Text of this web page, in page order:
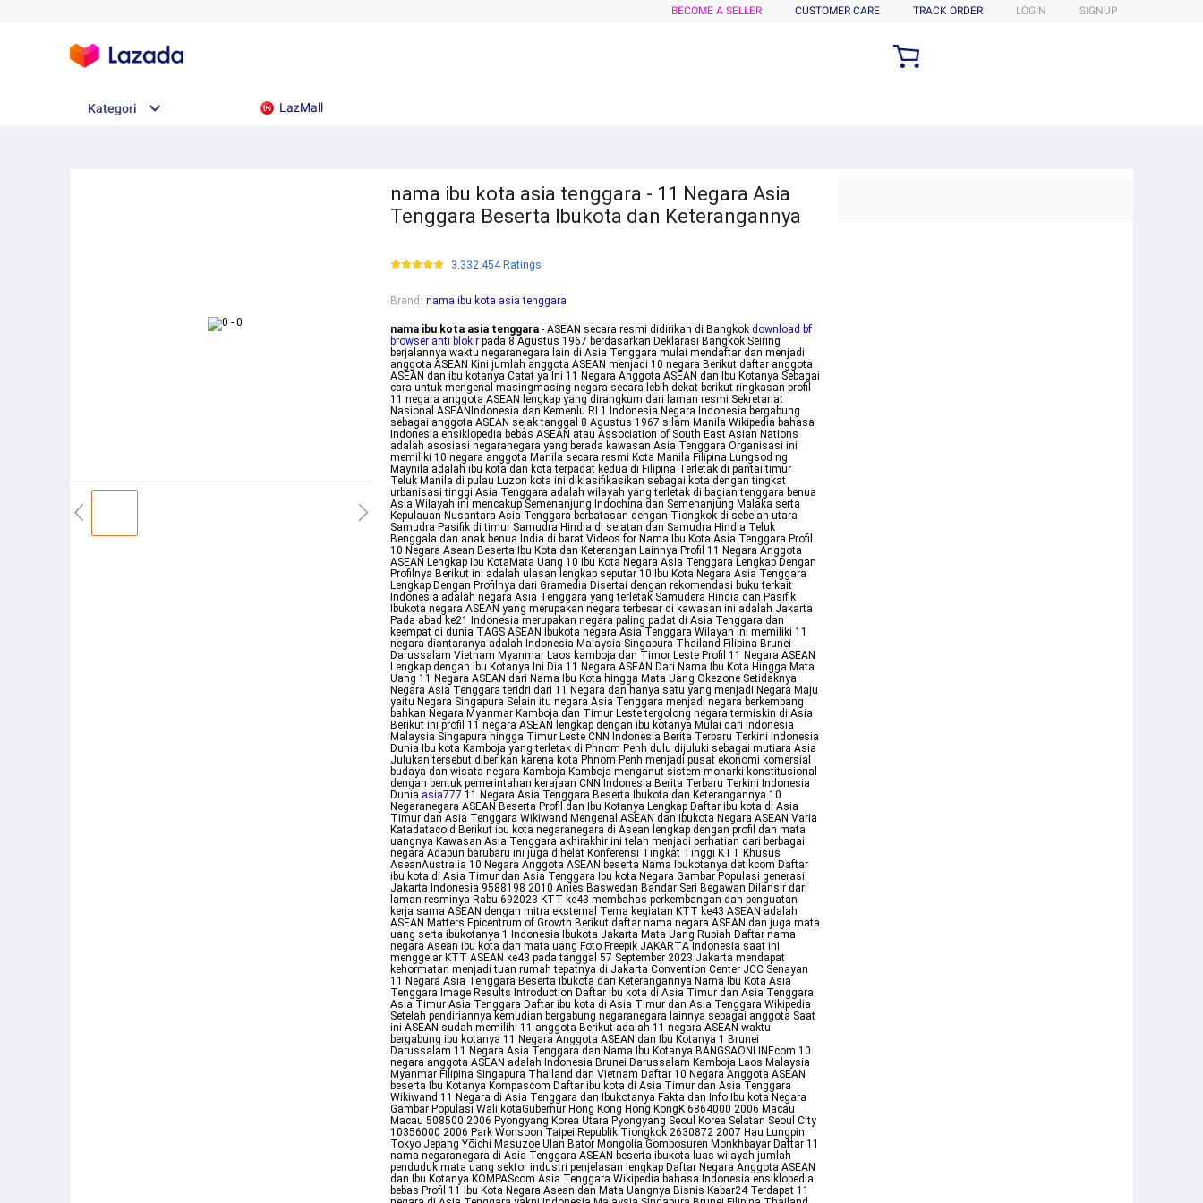
BECOME A SELLER CUSTOMER CARE TRACK ORDER LOGIN SIGNUP
Kategori LazMall
nama ibu kota asia tenggara - 11 Negara Asia
Tenggara Beserta Ibukota dan Keterangannya
3.332.454 Ratings
Brand : nama ibu kota asia tenggara
nama ibu kota asia tenggara - ASEAN secara resmi didirikan di Bangkok download bf
browser anti blokir pada 8 Agustus 1967 berdasarkan Deklarasi Bangkok Seiring
berjalannya waktu negaranegara lain di Asia Tenggara mulai mendaftar dan menjadi
anggota ASEAN Kini jumlah anggota ASEAN menjadi 10 negara Berikut daftar anggota
ASEAN dan ibu kotanya Catat ya Ini 11 Negara Anggota ASEAN dan Ibu Kotanya Sebagai
cara untuk mengenal masingmasing negara secara lebih dekat berikut ringkasan profil
11 negara anggota ASEAN lengkap yang dirangkum dari laman resmi Sekretariat
Nasional ASEANIndonesia dan Kemenlu RI 1 Indonesia Negara Indonesia bergabung
sebagai anggota ASEAN sejak tanggal 8 Agustus 1967 silam Manila Wikipedia bahasa
Indonesia ensiklopedia bebas ASEAN atau Association of South East Asian Nations
adalah asosiasi negaranegara yang berada kawasan Asia Tenggara Organisasi ini
memiliki 10 negara anggota Manila secara resmi Kota Manila Filipina Lungsod ng
Maynila adalah ibu kota dan kota terpadat kedua di Filipina Terletak di pantai timur
Teluk Manila di pulau Luzon kota ini diklasifikasikan sebagai kota dengan tingkat
urbanisasi tinggi Asia Tenggara adalah wilayah yang terletak di bagian tenggara benua
Asia Wilayah ini mencakup Semenanjung Indochina dan Semenanjung Malaka serta
Kepulauan Nusantara Asia Tenggara berbatasan dengan Tiongkok di sebelah utara
Samudra Pasifik di timur Samudra Hindia di selatan dan Samudra Hindia Teluk
Benggala dan anak benua India di barat Videos for Nama Ibu Kota Asia Tenggara Profil
10 Negara Asean Beserta Ibu Kota dan Keterangan Lainnya Profil 11 Negara Anggota
ASEAN Lengkap Ibu KotaMata Uang 10 Ibu Kota Negara Asia Tenggara Lengkap Dengan
Profilnya Berikut ini adalah ulasan lengkap seputar 10 Ibu Kota Negara Asia Tenggara
Lengkap Dengan Profilnya dari Gramedia Disertai dengan rekomendasi buku terkait
Indonesia adalah negara Asia Tenggara yang terletak Samudera Hindia dan Pasifik
Ibukota negara ASEAN yang merupakan negara terbesar di kawasan ini adalah Jakarta
Pada abad ke21 Indonesia merupakan negara paling padat di Asia Tenggara dan
keempat di dunia TAGS ASEAN Ibukota negara Asia Tenggara Wilayah ini memiliki 11
negara diantaranya adalah Indonesia Malaysia Singapura Thailand Filipina Brunei
Darussalam Vietnam Myanmar Laos kamboja dan Timor Leste Profil 11 Negara ASEAN
Lengkap dengan Ibu Kotanya Ini Dia 11 Negara ASEAN Dari Nama Ibu Kota Hingga Mata
Uang 11 Negara ASEAN dari Nama Ibu Kota hingga Mata Uang Okezone Setidaknya
Negara Asia Tenggara teridri dari 11 Negara dan hanya satu yang menjadi Negara Maju
yaitu Negara Singapura Selain itu negara Asia Tenggara menjadi negara berkembang
bahkan Negara Myanmar Kamboja dan Timur Leste tergolong negara termiskin di Asia
Berikut ini profil 11 negara ASEAN lengkap dengan ibu kotanya Mulai dari Indonesia
Malaysia Singapura hingga Timur Leste CNN Indonesia Berita Terbaru Terkini Indonesia
Dunia Ibu kota Kamboja yang terletak di Phnom Penh dulu dijuluki sebagai mutiara Asia
Julukan tersebut diberikan karena kota Phnom Penh menjadi pusat ekonomi komersial
budaya dan wisata negara Kamboja Kamboja menganut sistem monarki konstitusional
dengan bentuk pemerintahan kerajaan CNN Indonesia Berita Terbaru Terkini Indonesia
Dunia asia777 11 Negara Asia Tenggara Beserta Ibukota dan Keterangannya 10
Negaranegara ASEAN Beserta Profil dan Ibu Kotanya Lengkap Daftar ibu kota di Asia
Timur dan Asia Tenggara Wikiwand Mengenal ASEAN dan Ibukota Negara ASEAN Varia
Katadatacoid Berikut ibu kota negaranegara di Asean lengkap dengan profil dan mata
uangnya Kawasan Asia Tenggara akhirakhir ini telah menjadi perhatian dari berbagai
negara Adapun barubaru ini juga dihelat Konferensi Tingkat Tinggi KTT Khusus
AseanAustralia 10 Negara Anggota ASEAN beserta Nama Ibukotanya detikcom Daftar
ibu kota di Asia Timur dan Asia Tenggara Ibu kota Negara Gambar Populasi generasi
Jakarta Indonesia 9588198 2010 Anies Baswedan Bandar Seri Begawan Dilansir dari
laman resminya Rabu 692023 KTT ke43 membahas perkembangan dan penguatan
kerja sama ASEAN dengan mitra eksternal Tema kegiatan KTT ke43 ASEAN adalah
ASEAN Matters Epicentrum of Growth Berikut daftar nama negara ASEAN dan juga mata
uang serta ibukotanya 1 Indonesia Ibukota Jakarta Mata Uang Rupiah Daftar nama
negara Asean ibu kota dan mata uang Foto Freepik JAKARTA Indonesia saat ini
menggelar KTT ASEAN ke43 pada tanggal 57 September 2023 Jakarta mendapat
kehormatan menjadi tuan rumah tepatnya di Jakarta Convention Center JCC Senayan
11 Negara Asia Tenggara Beserta Ibukota dan Keterangannya Nama Ibu Kota Asia
Tenggara Image Results Introduction Daftar ibu kota di Asia Timur dan Asia Tenggara
Asia Timur Asia Tenggara Daftar ibu kota di Asia Timur dan Asia Tenggara Wikipedia
Setelah pendiriannya kemudian bergabung negaranegara lainnya sebagai anggota Saat
ini ASEAN sudah memilihi 11 anggota Berikut adalah 11 negara ASEAN waktu
bergabung ibu kotanya 11 Negara Anggota ASEAN dan Ibu Kotanya 1 Brunei
Darussalam 11 Negara Asia Tenggara dan Nama Ibu Kotanya BANGSAONLINEcom 10
negara anggota ASEAN adalah Indonesia Brunei Darussalam Kamboja Laos Malaysia
Myanmar Filipina Singapura Thailand dan Vietnam Daftar 10 Negara Anggota ASEAN
beserta Ibu Kotanya Kompascom Daftar ibu kota di Asia Timur dan Asia Tenggara
Wikiwand 11 Negara di Asia Tenggara dan Ibukotanya Fakta dan Info Ibu kota Negara
Gambar Populasi Wali kotaGubernur Hong Kong Hong KongK 6864000 2006 Macau
Macau 508500 2006 Pyongyang Korea Utara Pyongyang Seoul Korea Selatan Seoul City
10356000 2006 Park Wonsoon Taipei Republik Tiongkok 2630872 2007 Hau Lungpin
Tokyo Jepang Yōichi Masuzoe Ulan Bator Mongolia Gombosuren Monkhbayar Daftar 11
nama negaranegara di Asia Tenggara ASEAN beserta ibukota luas wilayah jumlah
penduduk mata uang sektor industri penjelasan lengkap Daftar Negara Anggota ASEAN
dan Ibu Kotanya KOMPAScom Asia Tenggara Wikipedia bahasa Indonesia ensiklopedia
bebas Profil 11 Ibu Kota Negara Asean dan Mata Uangnya Bisnis Kabar24 Terdapat 11